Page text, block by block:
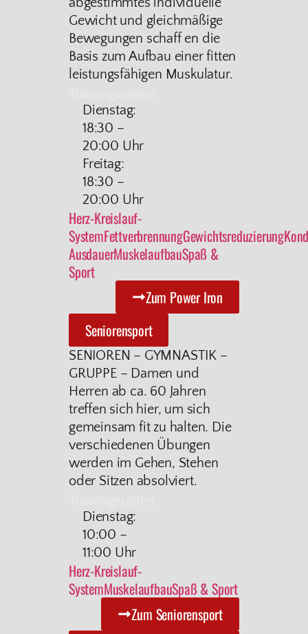
Gewicht und gleichmäßige
Bewegungen schaff en die
Basis zum Aufbau einer fitten
leistungsfähigen Muskulatur.
Dienstag:
18:30 –
20:00 Uhr
Freitag:
18:30 –
20:00 Uhr
Herz-Kreislauf-
SystemFettverbrennungGewichtsreduzierung
AusdauerMuskelaufbauSpaß &
Sport
Zum Power Iron
Seniorensport
SENIOREN – GYMNASTIK –
GRUPPE – Damen und
Herren ab ca. 60 Jahren
treffen sich hier, um sich
gemeinsam fit zu halten. Die
verschiedenen Übungen
werden im Gehen, Stehen
oder Sitzen absolviert.
Dienstag:
10:00 –
11:00 Uhr
Herz-Kreislauf-
SystemMuskelaufbauSpaß & Sport
Zum Seniorensport